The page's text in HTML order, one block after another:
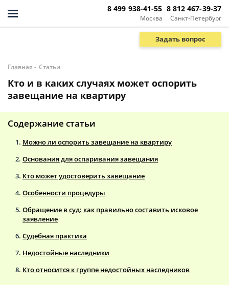
Москва
8 499 938-41-55
Санкт-Петербург
8 812 467-39-37
Задать вопрос
Главная - Статьи
Кто и в каких случаях может оспорить
завещание на квартиру
Содержание статьи
Можно ли оспорить завещание на квартиру
Основания для оспаривания завещания
Кто может удостоверить завещание
Особенности процедуры
Обращение в суд: как правильно составить исковое
заявление
Судебная практика
Недостойные наследники
Кто относится к группе недостойных наследников